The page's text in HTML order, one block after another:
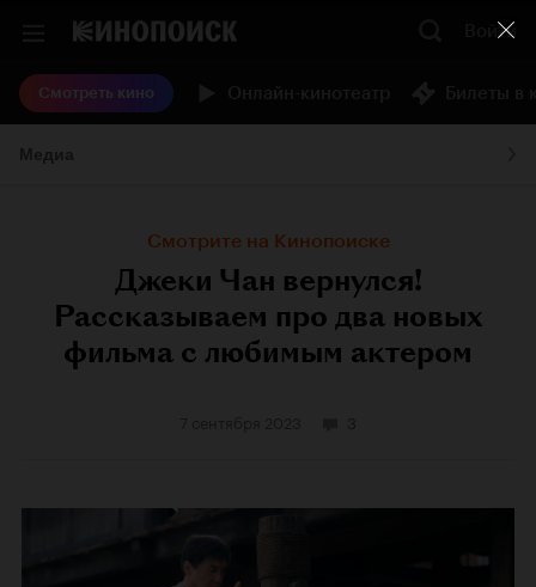
Войти
Смотреть кино
Смотрите на Кинопоиске
Джеки Чан вернулся!
Рассказываем про два новых
фильма с любимым актером